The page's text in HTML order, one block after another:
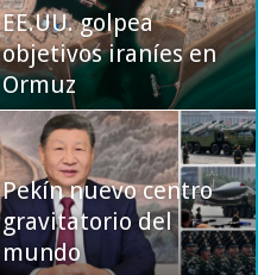
EE.UU. golpea
objetivos iraníes en
Ormuz
Pekín nuevo centro
gravitatorio del
mundo
COREOGRAFÍA
DIPLOMÁTICA
EE.UU. reevalúa su
postura sobre
Malvinas